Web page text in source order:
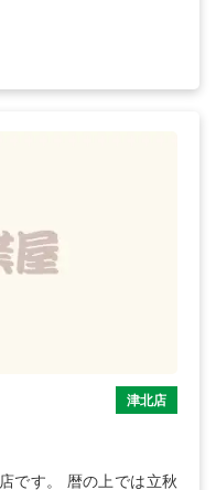
津北店
です。 暦の上では立秋